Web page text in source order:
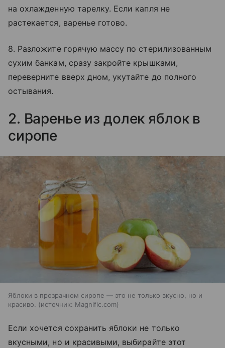
на охлажденную тарелку. Если капля не
растекается, варенье готово.
8. Разложите горячую массу по стерилизованным
сухим банкам, сразу закройте крышками,
переверните вверх дном, укутайте до полного
остывания.
2. Варенье из долек яблок в
сиропе
Яблоки в прозрачном сиропе — это не только вкусно, но и
красиво.
источник: Magnific.com
Если хочется сохранить яблоки не только
вкусными, но и красивыми, выбирайте этот